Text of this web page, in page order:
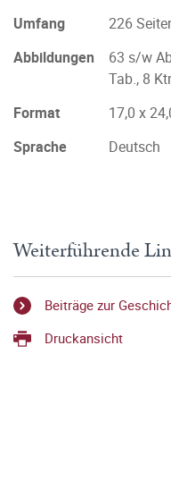
Umfang
226
Abbildungen
63 s/w
Tab., 8
Format
17,0 x
Sprache
Deutsch
Weiterführende
Beiträge zur
Druckansicht